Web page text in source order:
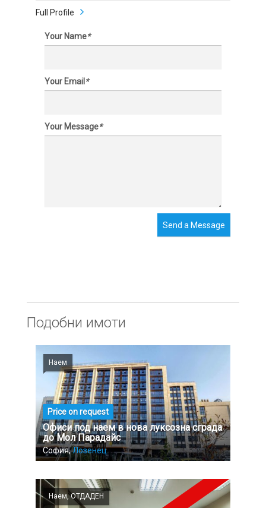
Full Profile
Your Name*
Your Email *
Your Message*
Send a Message
Подобни имоти
Наем
Price on request
Офиси под наем в нова луксозна сграда
до Мол Парадайс
София,Лозенец
Наем, ОТДАДЕН